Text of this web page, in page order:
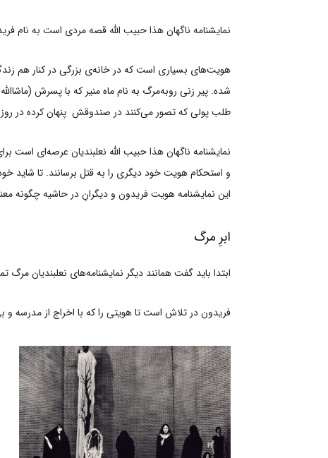
نمایشنامه ناگهان هذا حبیب‌ الله قصه مردی است به نام
هویت‌های بسیاری است که در خانه‌ی بزرگی در کنار هم
شده. پیر زنی روبه‌مرگ به نام ماه منیر که با پسرش
طلب پولی که تصور می‌کنند در صندوقش پنهان کرده در روز
نمایشنامه ناگهان هذا حبیب‌ الله نعلبندیان عرصه‌ای
و استحکام هویت خود دیگری را به قتل برسانند. تا شاید
این نمایشنامه هویت فریدون و دیگرانِ در حاشیه چگونه
ابرِ مرگ
ابتدا باید گفت همانند دیگر نمایشنامه‌های نعلبندیان
فریدون در تلاش است تا هویتی را که با اخراج از مدرسه